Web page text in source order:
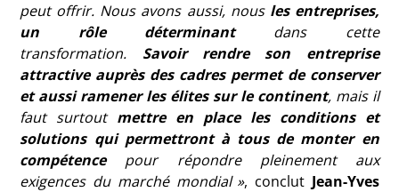
peut offrir. Nous avons aussi, nous les entreprises,
un rôle déterminant
dans cette
transformation.
Savoir rendre son entreprise
attractive auprès des cadres permet de conserver
et aussi ramener les élites sur le continent, mais il
faut surtout mettre en place les conditions et
solutions qui permettront à tous de monter en
compétence
pour répondre pleinement aux
exigences du marché mondial », conclut Jean-Yves